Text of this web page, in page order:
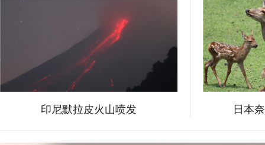
印尼默拉皮火山喷发 日本